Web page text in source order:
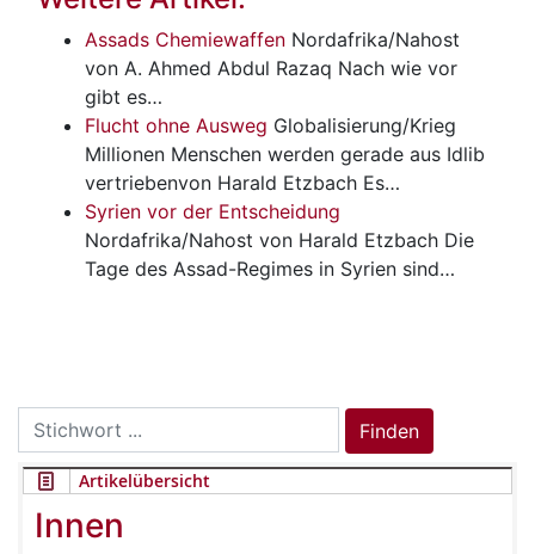
Assads Chemiewaffen Nordafrika/Nahost
von A. Ahmed Abdul Razaq Nach wie vor
gibt es…
Flucht ohne Ausweg Globalisierung/Krieg
Millionen Menschen werden gerade aus Idlib
vertriebenvon Harald Etzbach Es…
Syrien vor der Entscheidung
Nordafrika/Nahost von Harald Etzbach Die
Tage des Assad-Regimes in Syrien sind…
Search
for:
Finden
Artikelübersicht
Innen